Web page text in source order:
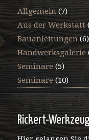
Allgemein(7)
Aus der Werkstatt
Bauanleitungen(6)
Handwerksgalerie
Seminare (5)
Seminare(10)
Rickert-